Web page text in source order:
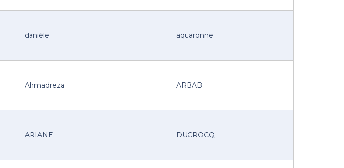
danièle aquaronne
Ahmadreza ARBAB
ARIANE DUCROCQ